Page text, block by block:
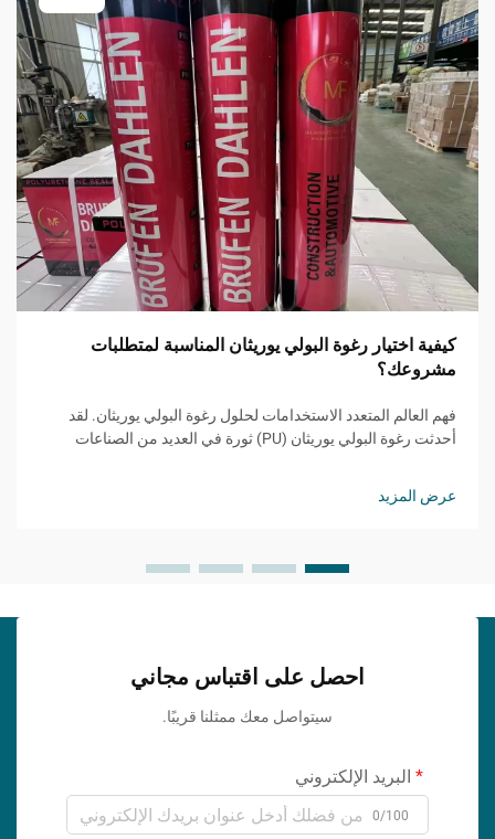
كيفية اختيار رغوة البولي يوريثان المناسبة لمتطلبات
مشروعك؟
فهم العالم المتعدد الاستخدامات لحلول رغوة البولي يوريثان. لقد
أحدثت رغوة البولي يوريثان (PU) ثورة في العديد من الصناعات
عرض المزيد
احصل على اقتباس مجاني
سيتواصل معك ممثلنا قريبًا.
البريد الإلكتروني
0/100